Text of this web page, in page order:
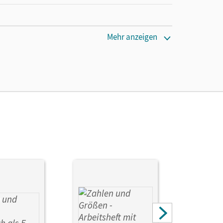
v.2008 oder höhere Version.
Mehr anzeigen